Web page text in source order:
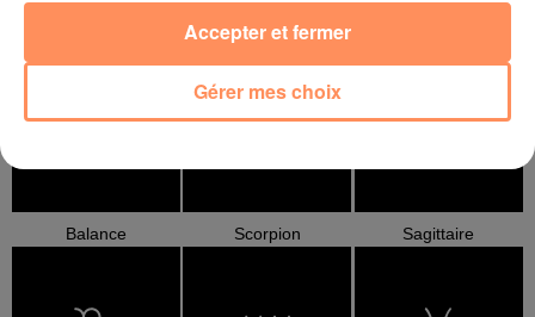
Lion
Balance Scorpion Sagittaire
Gérer mes choix
Accepter et fermer